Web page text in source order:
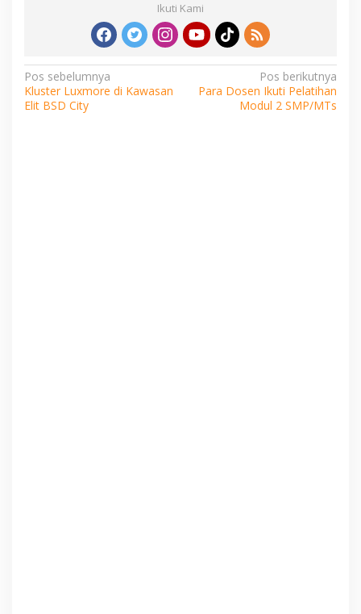
Ikuti Kami
Navigasi
pos
Pos sebelumnya
Kluster Luxmore di Kawasan
Elit BSD City
Pos berikutnya
Para Dosen Ikuti Pelatihan
Modul 2 SMP/MTs